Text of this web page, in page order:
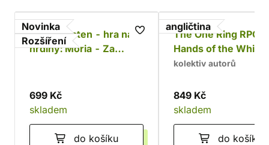
Novinka
Rozšíření
Jeden prsten - hra na
hrdiny: Moria - Za
699 Kč
skladem
do košíku
angličtina
The One Ring RPG:
Hands of the White
Wizard
kolektiv autorů
849 Kč
skladem
do košíku